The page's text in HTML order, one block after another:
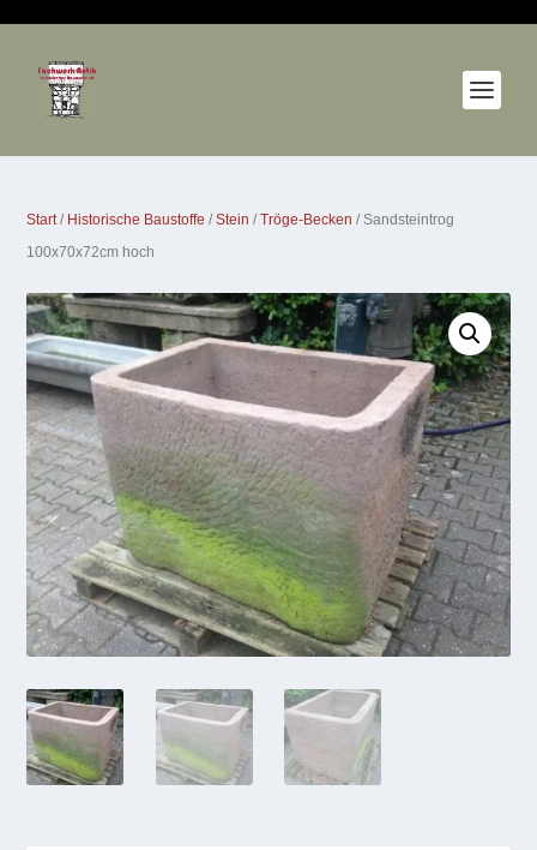
Start/ Historische Baustoffe /Stein /Tröge-Becken / Sandsteintrog
100x70x72cm hoch